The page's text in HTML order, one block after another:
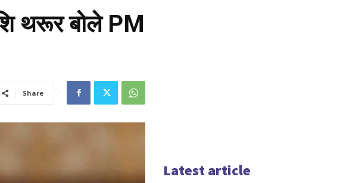
थरूर बोले PM
Share
Latest article